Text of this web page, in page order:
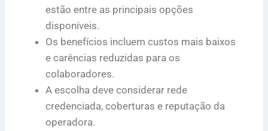
estão entre as principais opções
disponíveis.
Os benefícios incluem custos mais baixos
e carências reduzidas para os
colaboradores.
A escolha deve considerar rede
credenciada, coberturas e reputação da
operadora.